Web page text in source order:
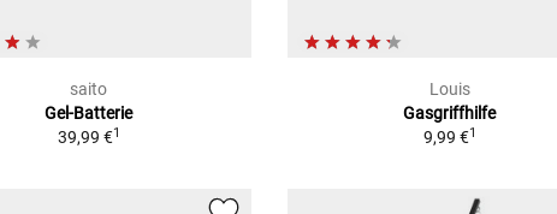
saito
Gel-Batterie
39,99 €1
Louis
Gasgriffhilfe
9,99 €1